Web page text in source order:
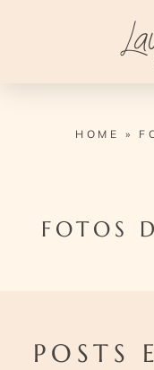
HOME »
FOTOS
POSTS